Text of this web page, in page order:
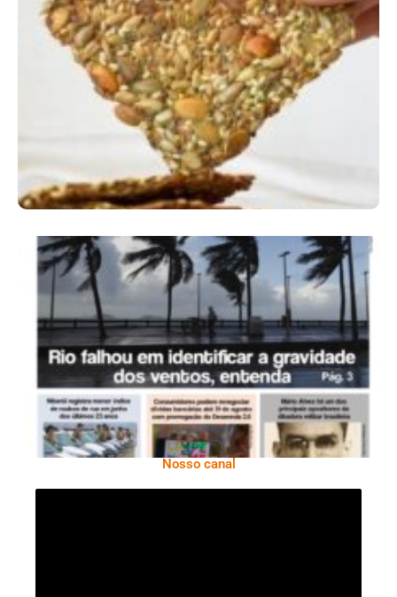
Comer Bem: Cracker De Sementes
Ano X – Número 366 01 A 07 De Agosto De
2026
Nosso canal